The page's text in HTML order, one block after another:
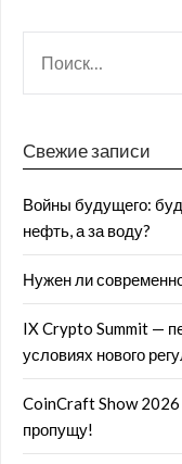
Свежие записи
Войны будущего:
нефть, а за воду?
Нужен ли
IX Crypto Summit —
условиях нового
CoinCraft Show 2026
пропущу!